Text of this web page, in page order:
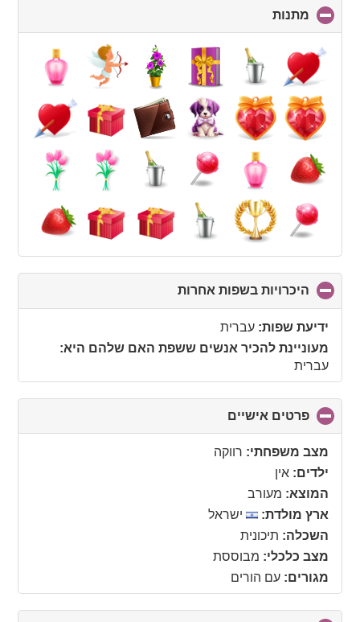
מתנות
to
collapse
contents
היכרויות בשפות אחרות
to
ידיעת שפות: עברית
מעוניינת להכיר אנשים ששפת האם שלהם היא:
עברית
פרטים אישיים
to
collapse
מצב משפחתי: רווקה
ילדים: אין
המוצא: מעורב
ארץ מולדת:
ישראל
השכלה: תיכונית
מצב כלכלי: מבוססת
מגורים: עם הורים